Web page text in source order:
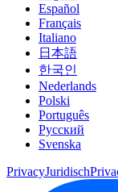
Español
Français
Italiano
日本語
한국인
Nederlands
Polski
Português
Pусский
Svenska
PrivacyJuridisch